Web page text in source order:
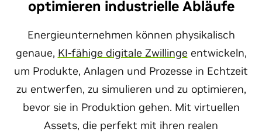
optimieren industrielle Abläufe
Energieunternehmen können physikalisch
genaue, KI-fähige digitale Zwillinge entwickeln,
um Produkte, Anlagen und Prozesse in Echtzeit
zu entwerfen, zu simulieren und zu optimieren,
bevor sie in Produktion gehen. Mit virtuellen
Assets, die perfekt mit ihren realen